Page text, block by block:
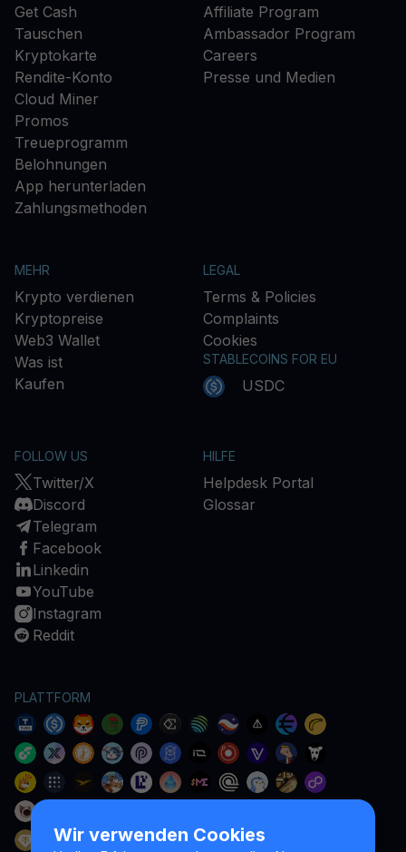
Wir verwenden Cookies
Get Cash
Tauschen
Kryptokarte
Rendite-Konto
Cloud Miner
Promos
Treueprogramm
Belohnungen
App herunterladen
Zahlungsmethoden
Affiliate Program
Ambassador Program
Careers
Presse und Medien
MEHR
Krypto verdienen
Kryptopreise
Web3 Wallet
Was ist
Kaufen
LEGAL
Terms & Policies
Complaints
Cookies
STABLECOINS FOR EU
USDC
FOLLOW US
Twitter/X
Discord
Telegram
Facebook
Linkedin
YouTube
Instagram
Reddit
HILFE
Helpdesk Portal
Glossar
PLATTFORM